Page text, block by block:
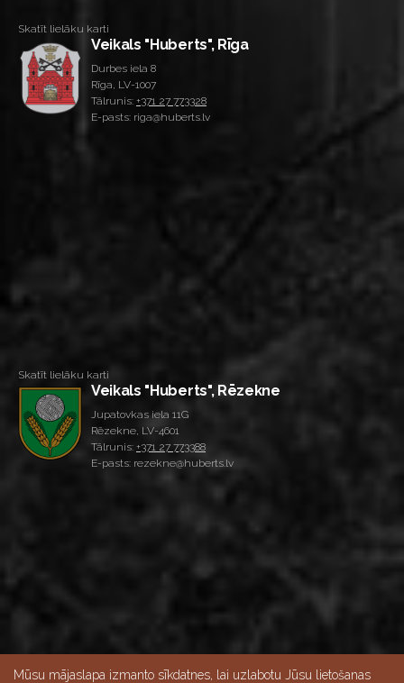
Skatīt lielāku karti
Veikals "Huberts", Rīga
Durbes iela 8
Rīga, LV-1007
Tālrunis: +371 27 773328
E-pasts: riga@huberts.lv
Skatīt lielāku karti
Veikals "Huberts", Rēzekne
Jupatovkas iela 11G
Rēzekne, LV-4601
Tālrunis: +371 27 773388
E-pasts: rezekne@huberts.lv
Mūsu mājaslapa izmanto sīkdatnes, lai uzlabotu Jūsu lietošanas